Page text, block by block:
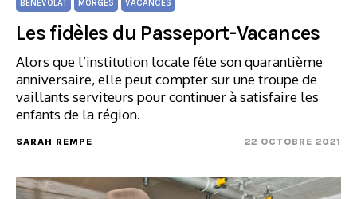
BÉNÉVOLAT MORGES VACANCES
Les fidèles du Passeport-Vacances
Alors que l’institution locale fête son quarantième
anniversaire, elle peut compter sur une troupe de
vaillants serviteurs pour continuer à satisfaire les
enfants de la région.
SARAH REMPE 22 OCTOBRE 2021